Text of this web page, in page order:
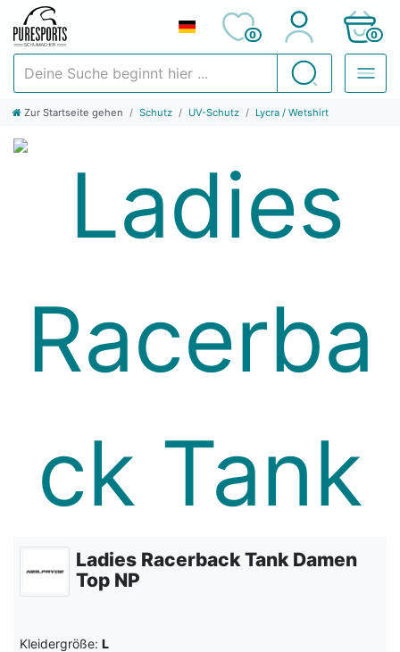
Suchen
0 0
Zur Startseite gehen Schutz UV-Schutz Lycra / Wetshirt
Ladies Racerback Tank Damen
Top NP
Kleidergröße: L